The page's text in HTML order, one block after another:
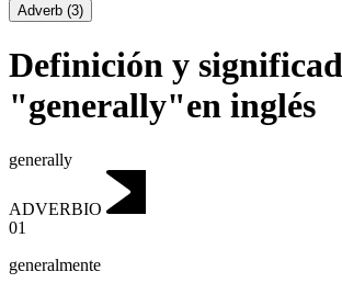
Adverb (3)
Definición y
"generally"en inglés
generally
ADVERBIO
01
generalmente